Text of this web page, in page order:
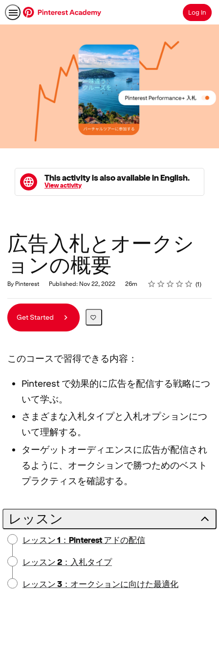
SearchLog In
This activity is also available in English.
View activity
広告入札とオークシ
ョンの概要
By Pinterest Published: Nov 22, 2022
Duration 26m Rating
1 star
2 stars
3 stars
4 stars
5 stars
Average rating: 4.0 1
1 review
Get Started
このコースで習得できる内容：
Pinterest で効果的に広告を配信する戦略につ
いて学ぶ。
さまざまな入札タイプと入札オプションにつ
いて理解する。
ターゲットオーディエンスに広告が配信され
るように、オークションで勝つためのベスト
プラクティスを確認する。
レッスン
レッスン 1：Pinterest アドの配信
レッスン 2：入札タイプ
レッスン 3：オークションに向けた最適化